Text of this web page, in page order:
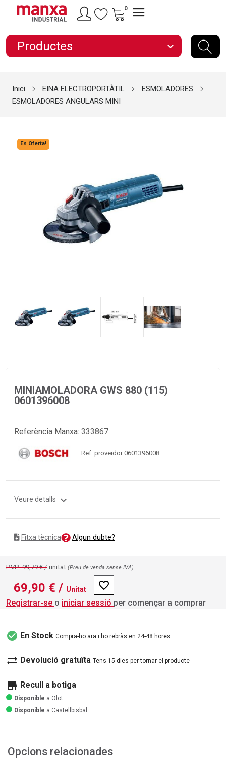
0
Productes expand_more
Inici EINA ELECTROPORTÀTIL
ESMOLADORES
ESMOLADORES ANGULARS MINI
En Oferta!
MINIAMOLADORA GWS 880 (115)
0601396008
Referència Manxa: 333867
Ref. proveïdor 0601396008
Veure detalls expand_more
Fitxa tècnica Algun dubte?
PVP: 99,79 € / unitat (Preu de venda sense IVA)
69,90 € / Unitat favorite_border
Registrar-se o iniciar sessió per començar a comprar
check_circle En Stock Compra-ho ara i ho rebràs en 24-48 hores
sync_alt Devolució gratuïta Tens 15 dies per tornar el producte
store Recull a botiga
Disponible a Olot
Disponible a Castellbisbal
Opcions relacionades